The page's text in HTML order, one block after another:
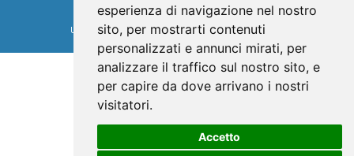
esperienza di navigazione nel nostro
sito, per mostrarti contenuti
personalizzati e annunci mirati, per
analizzare il traffico sul nostro sito, e
per capire da dove arrivano i nostri
visitatori.
Accetto
© TRG Media 2005-2026
Umbria Televisioni s.r.l. - P.I.00496230541 -www.trgmedia.it